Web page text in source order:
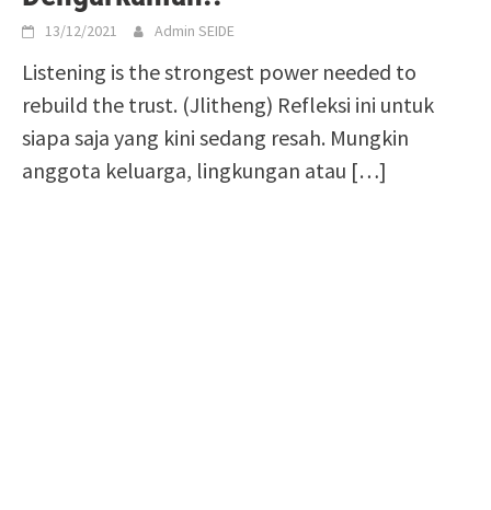
13/12/2021 Admin SEIDE
Listening is the strongest power needed to
rebuild the trust. (Jlitheng) Refleksi ini untuk
siapa saja yang kini sedang resah. Mungkin
anggota keluarga, lingkungan atau […]